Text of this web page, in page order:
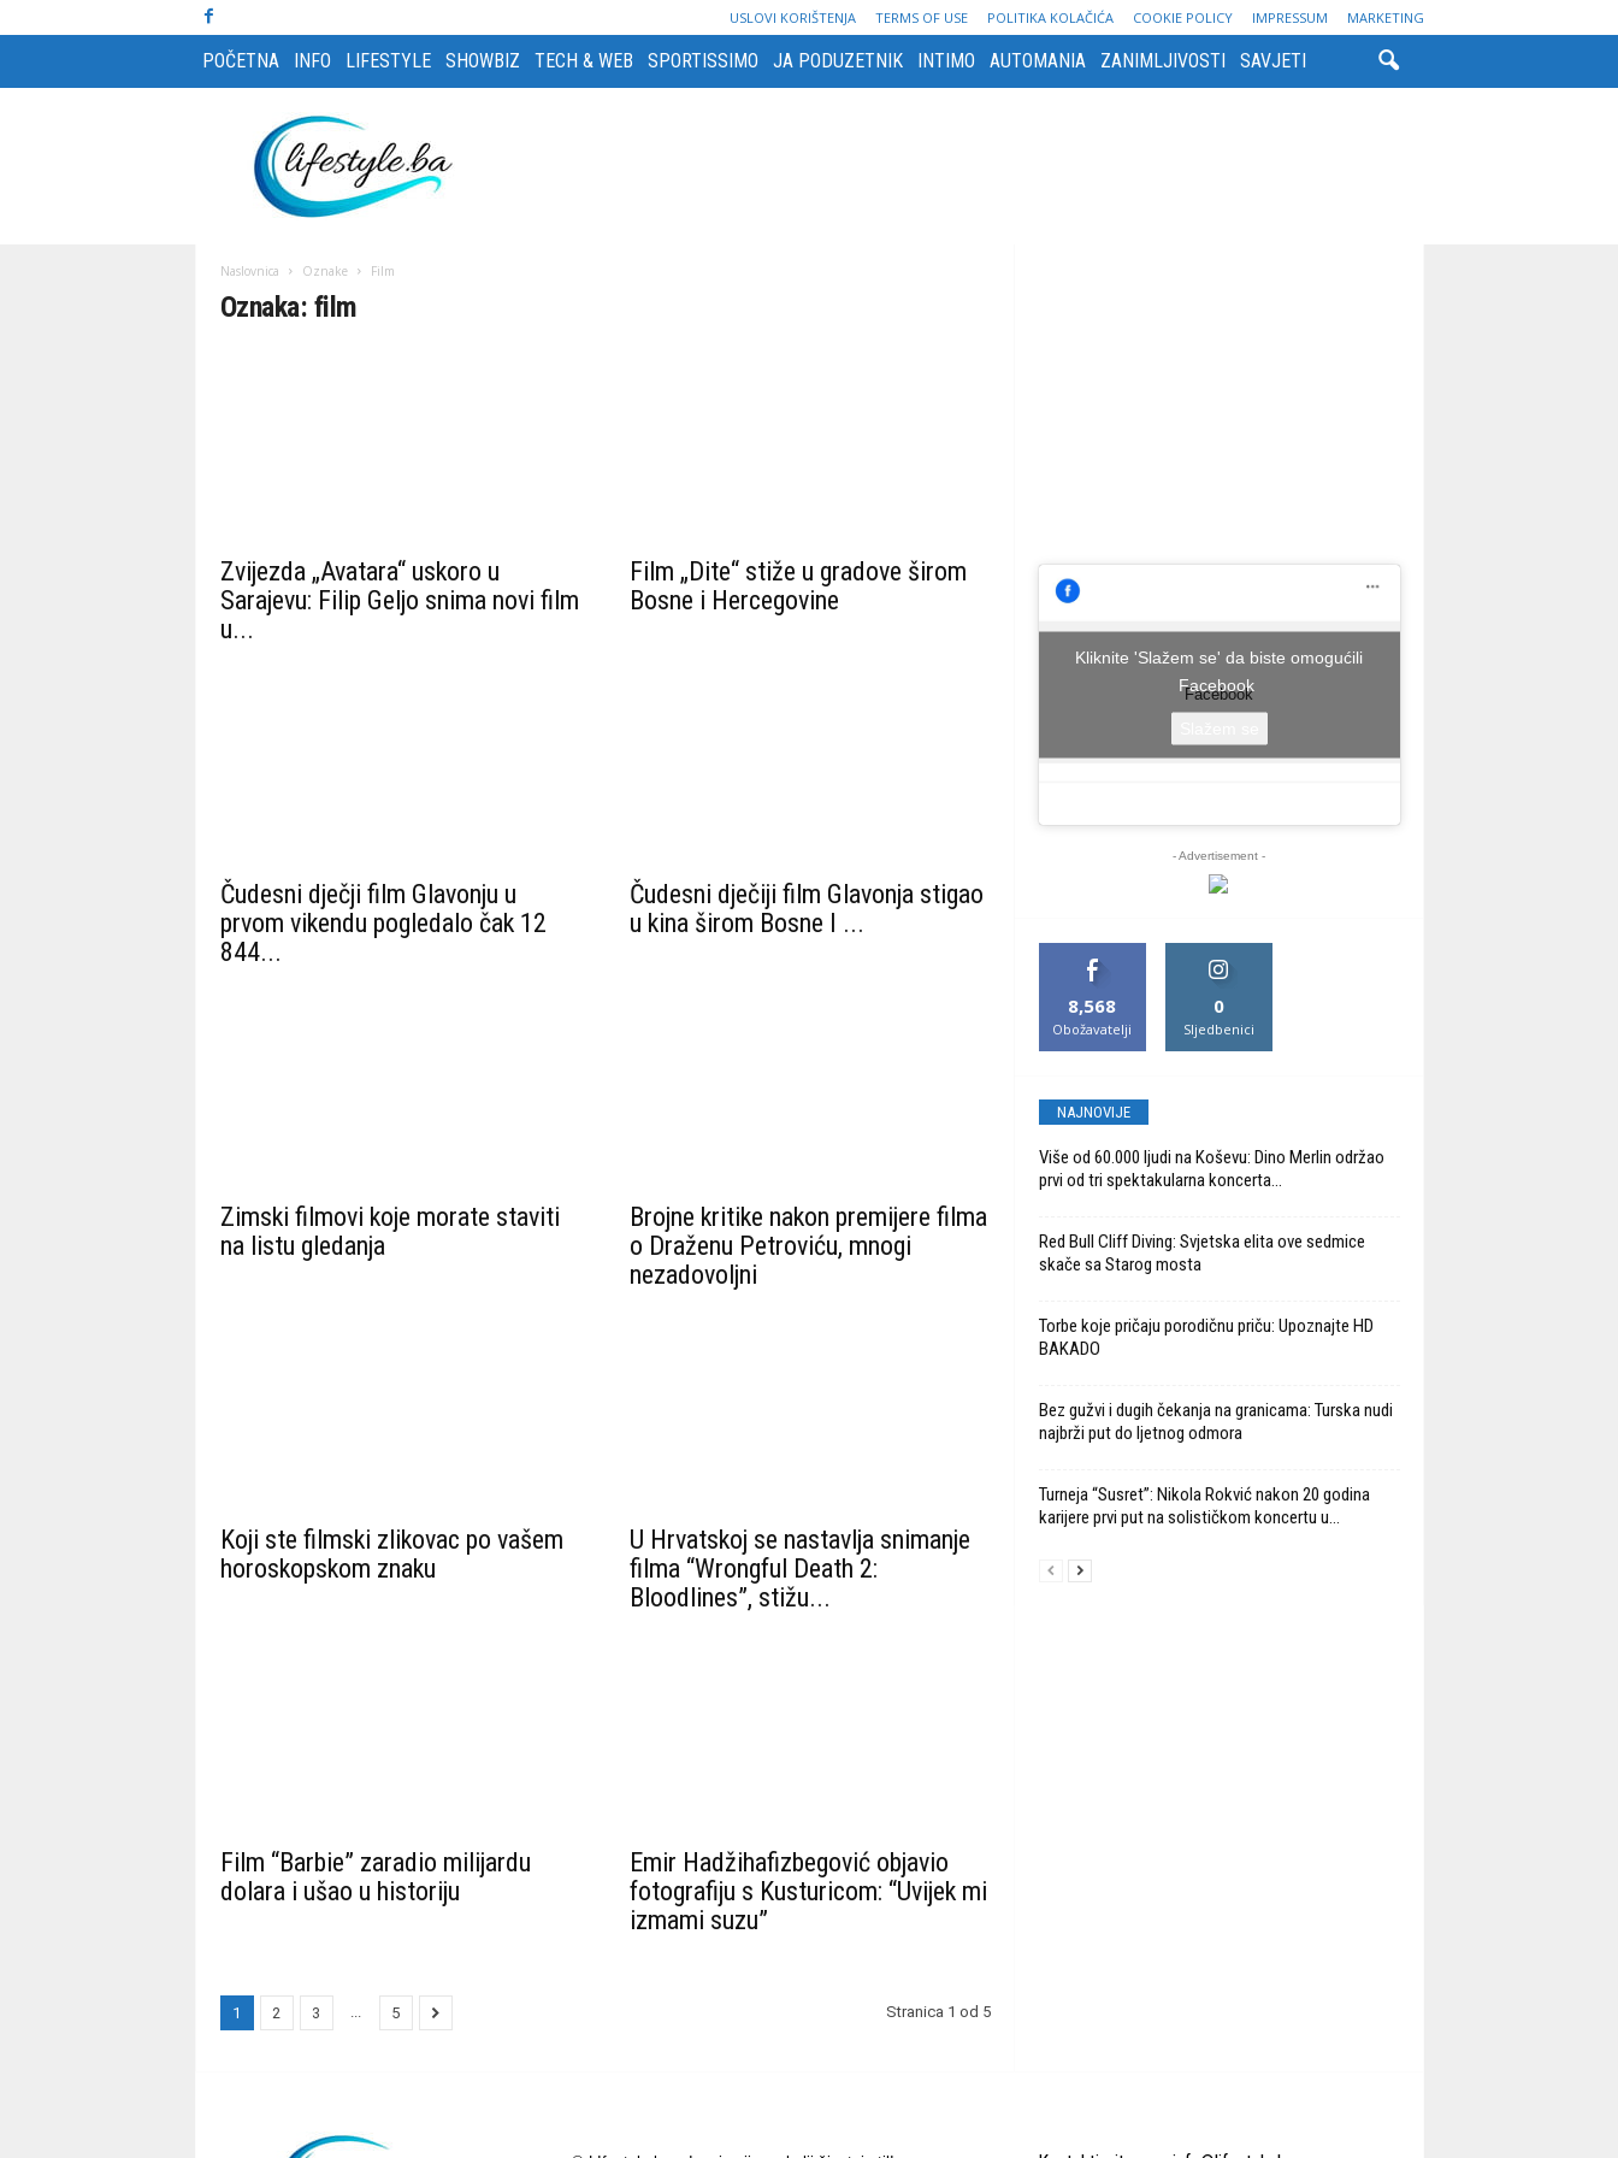
USLOVI KORIŠTENJA TERMS OF USE POLITIKA KOLAČIĆA COOKIE POLICY IMPRESSUM MARKETING
POČETNA INFO LIFESTYLE SHOWBIZ TECH & WEB SPORTISSIMO JA PODUZETNIK INTIMO AUTOMANIA ZANIMLJIVOSTI SAVJETI
Naslovnica Oznake Film
Oznaka: film
Zvijezda „Avatara“ uskoro u
Sarajevu: Filip Geljo snima novi film
u...
Film „Dite“ stiže u gradove širom
Bosne i Hercegovine
Čudesni dječji film Glavonju u
prvom vikendu pogledalo čak 12
844...
Čudesni dječiji film Glavonja stigao
u kina širom Bosne I ...
Zimski filmovi koje morate staviti
na listu gledanja
Brojne kritike nakon premijere filma
o Draženu Petroviću, mnogi
nezadovoljni
Koji ste filmski zlikovac po vašem
horoskopskom znaku
U Hrvatskoj se nastavlja snimanje
filma “Wrongful Death 2:
Bloodlines”, stižu...
Film “Barbie” zaradio milijardu
dolara i ušao u historiju
Emir Hadžihafizbegović objavio
fotografiju s Kusturicom: “Uvijek mi
izmami suzu”
1 2 3 ... 5 Stranica 1 od 5
Facebook
Kliknite 'Slažem se' da biste omogućili
Facebook
- Advertisement -
8,568
Obožavatelji
0
Sljedbenici
NAJNOVIJE
Više od 60.000 ljudi na Koševu: Dino Merlin održao
prvi od tri spektakularna koncerta...
Red Bull Cliff Diving: Svjetska elita ove sedmice
skače sa Starog mosta
Torbe koje pričaju porodičnu priču: Upoznajte HD
BAKADO
Bez gužvi i dugih čekanja na granicama: Turska nudi
najbrži put do ljetnog odmora
Turneja “Susret”: Nikola Rokvić nakon 20 godina
karijere prvi put na solističkom koncertu u...